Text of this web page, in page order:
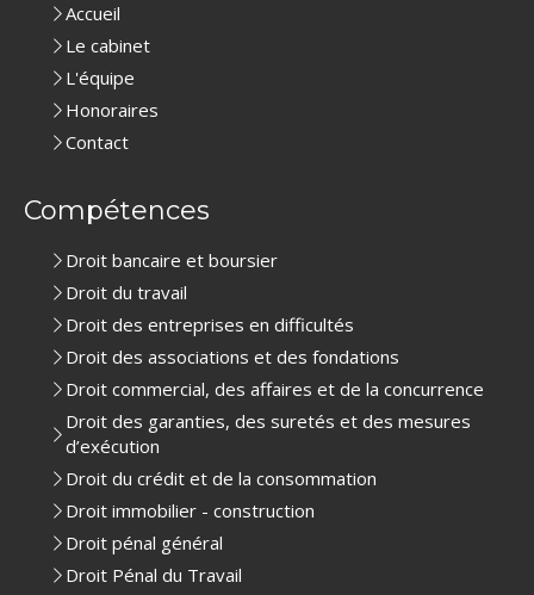
Accueil
Le cabinet
L'équipe
Honoraires
Contact
Compétences
Droit bancaire et boursier
Droit du travail
Droit des entreprises en difficultés
Droit des associations et des fondations
Droit commercial, des affaires et de la concurrence
Droit des garanties, des suretés et des mesures
d’exécution
Droit du crédit et de la consommation
Droit immobilier - construction
Droit pénal général
Droit Pénal du Travail